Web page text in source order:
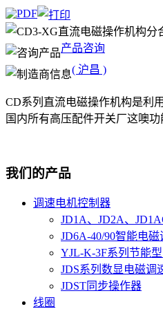
产品咨询
( 沪昌 )
CD系列直流电磁操作机构是利
国内所有高压配件开关厂这噢功
我们的产品
调速电机控制器
JD1A、JD2A、
JD6A-40/90智能电
YJL-K-3F系列节能
JDS系列数显电磁调
JDST同步操作器
线圈